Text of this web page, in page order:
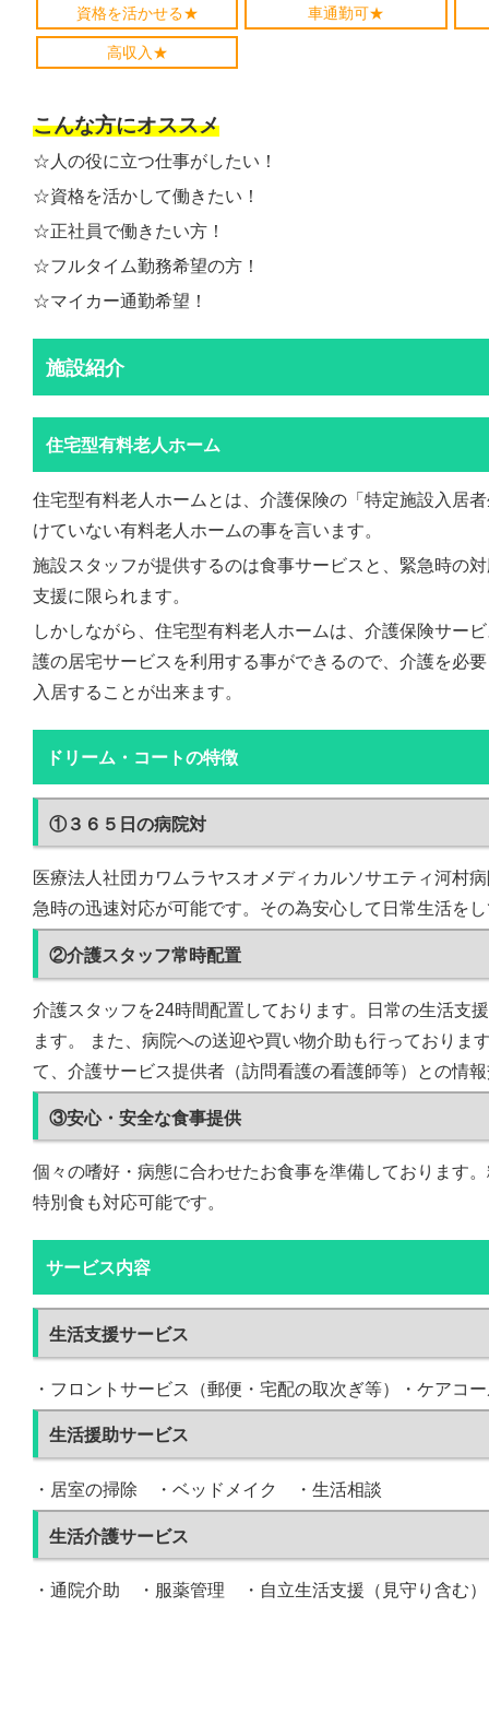
資格を活かせる★ 車通勤可★
高収入★
こんな方にオススメ
☆人の役に立つ仕事がしたい！
☆資格を活かして働きたい！
☆正社員で働きたい方！
☆フルタイム勤務希望の方！
☆マイカー通勤希望！
施設紹介
住宅型有料老人ホーム
住宅型有料老人ホームとは、介護保険の「特定施設入居
けていない有料老人ホームの事を言います。
施設スタッフが提供するのは食事サービスと、緊急時の
支援に限られます。
しかしながら、住宅型有料老人ホームは、介護保険サー
護の居宅サービスを利用する事ができるので、介護を必
入居することが出来ます。
ドリーム・コートの特徴
①３６５日の病院対
医療法人社団カワムラヤスオメディカルソサエティ河村
急時の迅速対応が可能です。その為安心して日常生活を
②介護スタッフ常時配置
介護スタッフを24時間配置しております。日常の生活支
ます。 また、病院への送迎や買い物介助も行っておりま
て、介護サービス提供者（訪問看護の看護師等）との情
③安心・安全な食事提供
個々の嗜好・病態に合わせたお食事を準備しております
特別食も対応可能です。
サービス内容
生活支援サービス
・フロントサービス（郵便・宅配の取次ぎ等）・ケアコ
生活援助サービス
・居室の掃除 ・ベッドメイク ・生活相談
生活介護サービス
・通院介助 ・服薬管理 ・自立生活支援（見守り含む）